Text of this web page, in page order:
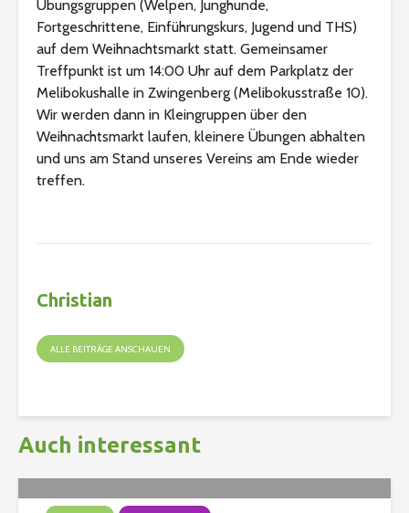
Übungsgruppen (Welpen, Junghunde,
Fortgeschrittene, Einführungskurs, Jugend und THS)
auf dem Weihnachtsmarkt statt. Gemeinsamer
Treffpunkt ist um 14:00 Uhr auf dem Parkplatz der
Melibokushalle in Zwingenberg (Melibokusstraße 10).
Wir werden dann in Kleingruppen über den
Weihnachtsmarkt laufen, kleinere Übungen abhalten
und uns am Stand unseres Vereins am Ende wieder
treffen.
Christian
ALLE BEITRÄGE ANSCHAUEN
Auch interessant